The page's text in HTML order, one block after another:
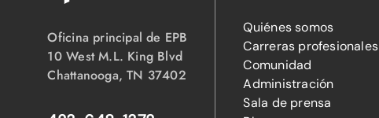
Oficina principal de EPB
10 West M.L. King Blvd
Chattanooga, TN 37402
Quiénes somos
Carreras profesionales
Comunidad
Administración
Sala de prensa